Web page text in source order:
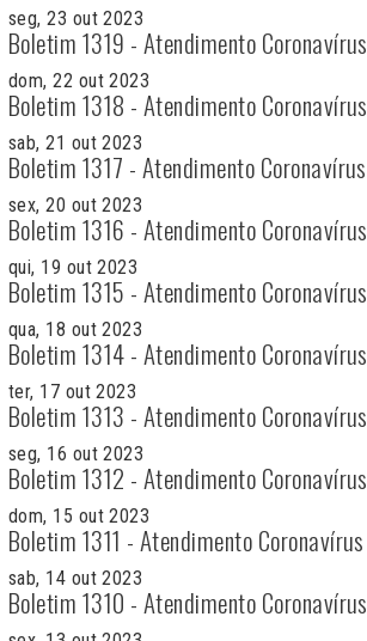
seg, 23 out 2023
Boletim 1319 - Atendimento Coronavírus
dom, 22 out 2023
Boletim 1318 - Atendimento Coronavírus
sab, 21 out 2023
Boletim 1317 - Atendimento Coronavírus
sex, 20 out 2023
Boletim 1316 - Atendimento Coronavírus
qui, 19 out 2023
Boletim 1315 - Atendimento Coronavírus
qua, 18 out 2023
Boletim 1314 - Atendimento Coronavírus
ter, 17 out 2023
Boletim 1313 - Atendimento Coronavírus
seg, 16 out 2023
Boletim 1312 - Atendimento Coronavírus
dom, 15 out 2023
Boletim 1311 - Atendimento Coronavírus
sab, 14 out 2023
Boletim 1310 - Atendimento Coronavírus